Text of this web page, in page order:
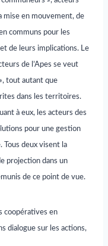
mise en mouvement, de
communs pour les
de leurs implications. Le
de l’Apes se veut
tout autant que
dans les territoires.
à eux, les acteurs des
pour une gestion
Tous deux visent la
projection dans un
de ce point de vue.
coopératives en
dialogue sur les actions,